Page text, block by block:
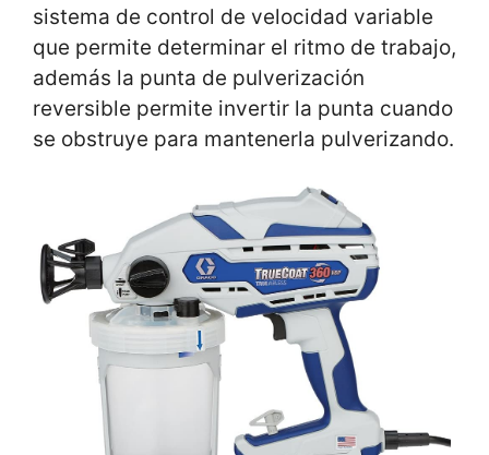
sistema de control de velocidad variable
que permite determinar el ritmo de trabajo,
además la punta de pulverización
reversible permite invertir la punta cuando
se obstruye para mantenerla pulverizando.